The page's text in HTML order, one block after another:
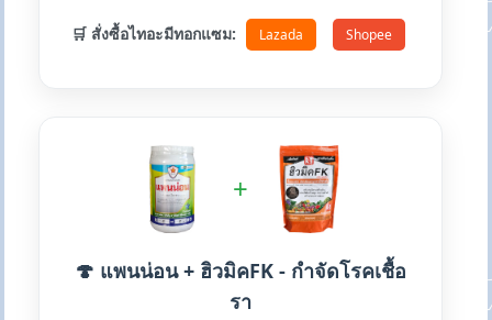
🛒 สั่งซื้อไทอะมีทอกแซม: Lazada Shopee
+
🍄 แพนน่อน + ฮิวมิคFK - กำจัดโรคเชื้อ
รา